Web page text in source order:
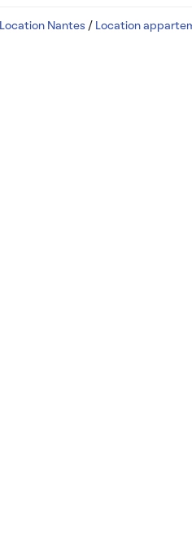
Location Nantes / Location